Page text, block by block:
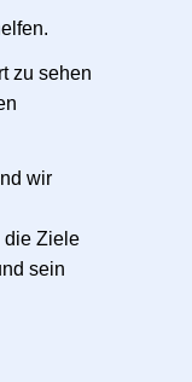
zu sehen
wir
die Ziele
sein